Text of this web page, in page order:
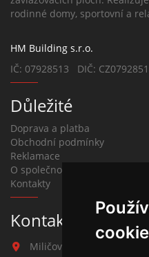
rodinné domy, sportovní a
HM Building s.r.o.
IČ: 07928513 DIČ:
Důležité
Doprava a platba
Obchodní podmínky
Reklamace
O společnosti
Kontakty
Kontakt na
Miličova 541